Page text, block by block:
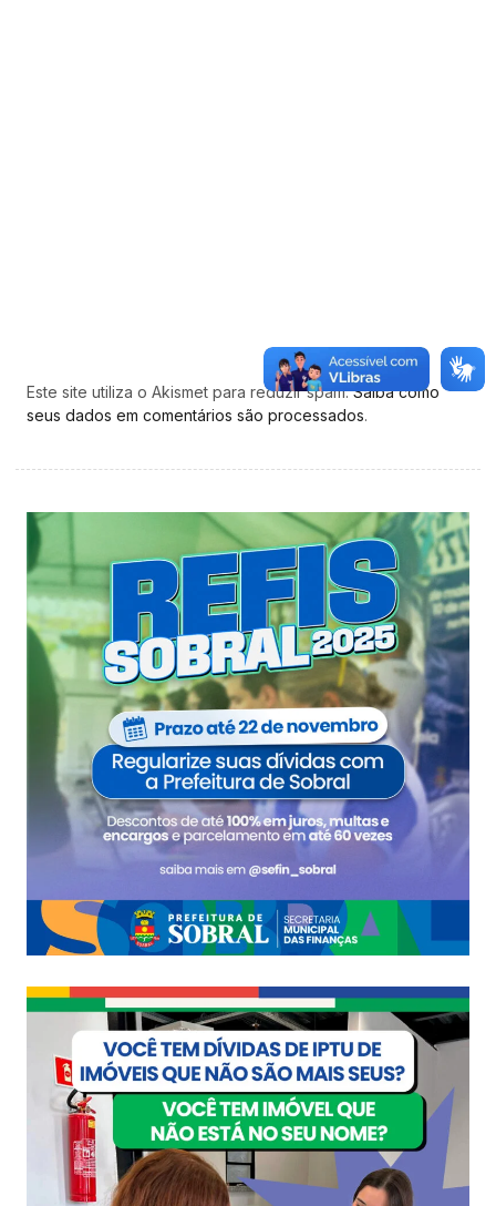
Este site utiliza o Akismet para reduzir spam.Saiba como
seus dados em comentários são processados.